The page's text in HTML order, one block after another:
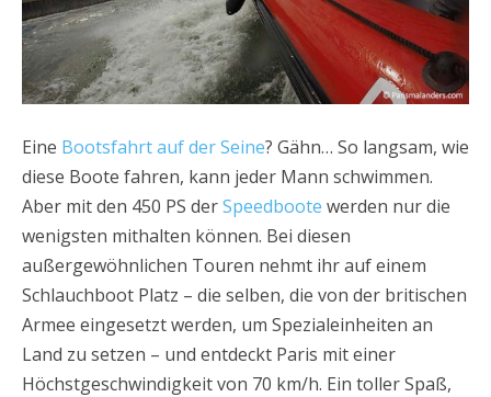
Eine Bootsfahrt auf der Seine? Gähn… So langsam, wie
diese Boote fahren, kann jeder Mann schwimmen.
Aber mit den 450 PS derSpeedboote werden nur die
wenigsten mithalten können. Bei diesen
außergewöhnlichen Touren nehmt ihr auf einem
Schlauchboot Platz – die selben, die von der britischen
Armee eingesetzt werden, um Spezialeinheiten an
Land zu setzen – und entdeckt Paris mit einer
Höchstgeschwindigkeit von 70 km/h. Ein toller Spaß,